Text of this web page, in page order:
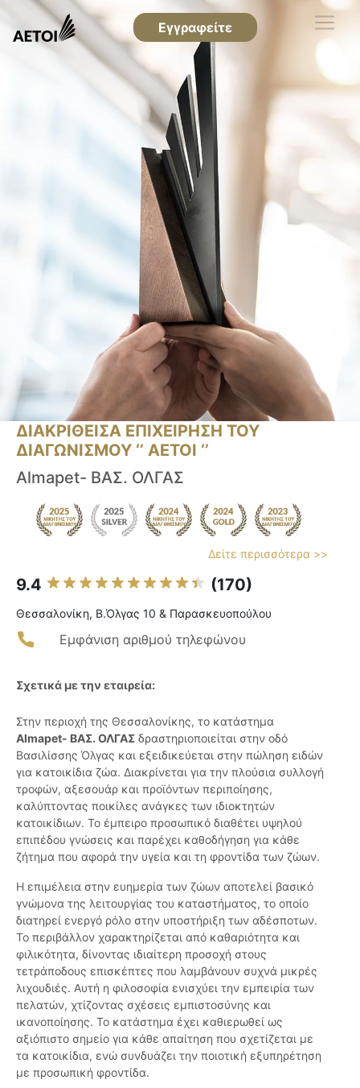
Εγγραφείτε
ΔΙΑΚΡΙΘΕΙΣΑ ΕΠΙΧΕΙΡΗΣΗ ΤΟΥ
ΔΙΑΓΩΝΙΣΜΟΥ ‘’ ΑΕΤΟΙ ‘’
Almapet- ΒΑΣ. ΟΛΓΑΣ
Δείτε περισσότερα >>
9.4 (170)
Θεσσαλονίκη, Β.Όλγας 10 & Παρασκευοπούλου
Εμφάνιση αριθμού τηλεφώνου
Σχετικά με την εταιρεία:
Στην περιοχή της Θεσσαλονίκης, το κατάστημα
Almapet- ΒΑΣ. ΟΛΓΑΣ δραστηριοποιείται στην οδό
Βασιλίσσης Όλγας και εξειδικεύεται στην πώληση ειδών
για κατοικίδια ζώα. Διακρίνεται για την πλούσια συλλογή
τροφών, αξεσουάρ και προϊόντων περιποίησης,
καλύπτοντας ποικίλες ανάγκες των ιδιοκτητών
κατοικίδιων. Το έμπειρο προσωπικό διαθέτει υψηλού
επιπέδου γνώσεις και παρέχει καθοδήγηση για κάθε
ζήτημα που αφορά την υγεία και τη φροντίδα των ζώων.
Η επιμέλεια στην ευημερία των ζώων αποτελεί βασικό
γνώμονα της λειτουργίας του καταστήματος, το οποίο
διατηρεί ενεργό ρόλο στην υποστήριξη των αδέσποτων.
Το περιβάλλον χαρακτηρίζεται από καθαριότητα και
φιλικότητα, δίνοντας ιδιαίτερη προσοχή στους
τετράποδους επισκέπτες που λαμβάνουν συχνά μικρές
λιχουδιές. Αυτή η φιλοσοφία ενισχύει την εμπειρία των
πελατών, χτίζοντας σχέσεις εμπιστοσύνης και
ικανοποίησης. Το κατάστημα έχει καθιερωθεί ως
αξιόπιστο σημείο για κάθε απαίτηση που σχετίζεται με
τα κατοικίδια, ενώ συνδυάζει την ποιοτική εξυπηρέτηση
με προσωπική φροντίδα.